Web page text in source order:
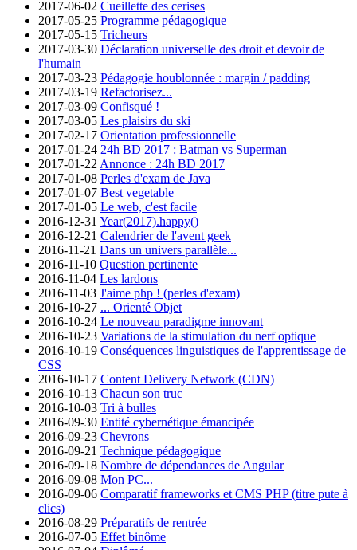
2017-06-02 Cueillette des cerises
2017-05-25 Programme pédagogique
2017-05-15 Tricheurs
2017-03-30 Déclaration universelle des droit et devoir de
l'humain
2017-03-23 Pédagogie houblonnée : margin / padding
2017-03-19 Refactorisez...
2017-03-09 Confisqué !
2017-03-05 Les plaisirs du ski
2017-02-17 Orientation professionnelle
2017-01-24 24h BD 2017 : Batman vs Superman
2017-01-22 Annonce : 24h BD 2017
2017-01-08 Perles d'exam de Java
2017-01-07 Best vegetable
2017-01-05 Le web, c'est facile
2016-12-31 Year(2017).happy()
2016-12-21 Calendrier de l'avent geek
2016-11-21 Dans un univers parallèle...
2016-11-10 Question pertinente
2016-11-04 Les lardons
2016-11-03 J'aime php ! (perles d'exam)
2016-10-27 ... Orienté Objet
2016-10-24 Le nouveau paradigme innovant
2016-10-23 Variations de la stimulation du nerf optique
2016-10-19 Conséquences linguistiques de l'apprentissage de
CSS
2016-10-17 Content Delivery Network (CDN)
2016-10-13 Chacun son truc
2016-10-03 Tri à bulles
2016-09-30 Entité cybernétique émancipée
2016-09-23 Chevrons
2016-09-21 Technique pédagogique
2016-09-18 Nombre de dépendances de Angular
2016-09-08 Mon PC...
2016-09-06 Comparatif frameworks et CMS PHP (titre pute à
clics)
2016-08-29 Préparatifs de rentrée
2016-07-05 Effet binôme